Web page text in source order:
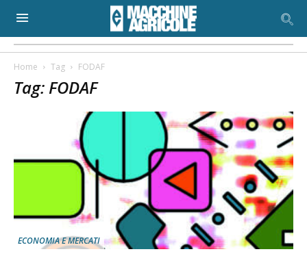
Home Tag FODAF
Tag: FODAF
ECONOMIA E MERCATI